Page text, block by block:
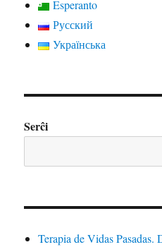
Esperanto
Русский
Українська
Serĉi
Terapia de Vidas